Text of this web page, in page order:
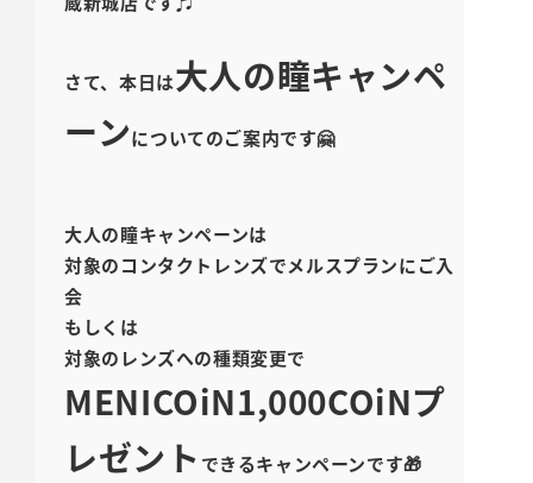
さて、本日は大人の瞳キャンペ
ーンについてのご案内です🤗
大人の瞳キャンペーンは
対象のコンタクトレンズでメルスプランにご入
会
もしくは
対象のレンズへの種類変更で
MENICOiN1,000COiNプ
レゼント できるキャンペーンです🎁